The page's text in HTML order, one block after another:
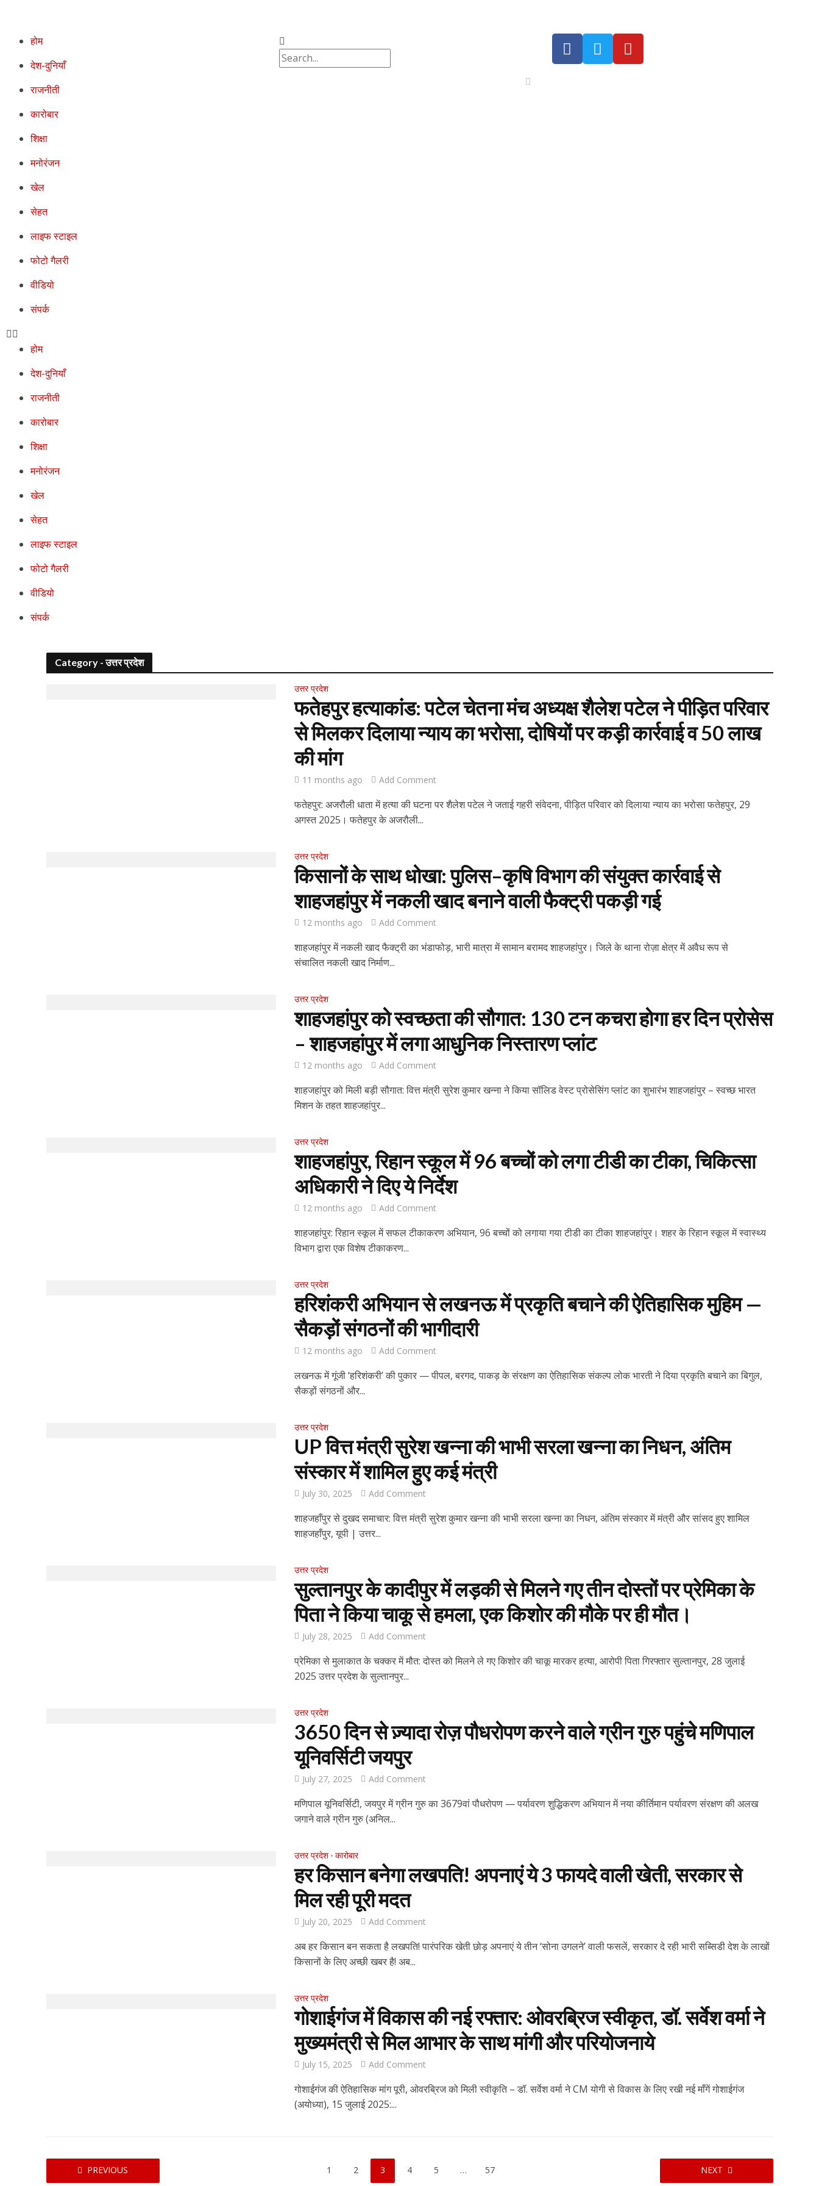
होम
देश-दुनियाँ
राजनीती
कारोबार
शिक्षा
मनोरंजन
खेल
सेहत
लाइफ स्टाइल
फोटो गैलरी
वीडियो
संपर्क
होम
देश-दुनियाँ
राजनीती
कारोबार
शिक्षा
मनोरंजन
खेल
सेहत
लाइफ स्टाइल
फोटो गैलरी
वीडियो
संपर्क
Category - उत्तर प्रदेश
उत्तर प्रदेश
फतेहपुर हत्याकांड: पटेल चेतना मंच अध्यक्ष शैलेश पटेल ने पीड़ित परिवार
से मिलकर दिलाया न्याय का भरोसा, दोषियों पर कड़ी कार्रवाई व 50 लाख
की मांग
11 months ago Add Comment
फतेहपुर: अजरौली धाता में हत्या की घटना पर शैलेश पटेल ने जताई गहरी संवेदना, पीड़ित परिवार को दिलाया न्याय का भरोसा फतेहपुर, 29
अगस्त 2025। फतेहपुर के अजरौली...
उत्तर प्रदेश
किसानों के साथ धोखा: पुलिस–कृषि विभाग की संयुक्त कार्रवाई से
शाहजहांपुर में नकली खाद बनाने वाली फैक्ट्री पकड़ी गई
12 months ago Add Comment
शाहजहांपुर में नकली खाद फैक्ट्री का भंडाफोड़, भारी मात्रा में सामान बरामद शाहजहांपुर। जिले के थाना रोज़ा क्षेत्र में अवैध रूप से
संचालित नकली खाद निर्माण...
उत्तर प्रदेश
शाहजहांपुर को स्वच्छता की सौगात: 130 टन कचरा होगा हर दिन प्रोसेस
– शाहजहांपुर में लगा आधुनिक निस्तारण प्लांट
12 months ago Add Comment
शाहजहांपुर को मिली बड़ी सौगात: वित्त मंत्री सुरेश कुमार खन्ना ने किया सॉलिड वेस्ट प्रोसेसिंग प्लांट का शुभारंभ शाहजहांपुर – स्वच्छ भारत
मिशन के तहत शाहजहांपुर...
उत्तर प्रदेश
शाहजहांपुर, रिहान स्कूल में 96 बच्चों को लगा टीडी का टीका, चिकित्सा
अधिकारी ने दिए ये निर्देश
12 months ago Add Comment
शाहजहांपुर: रिहान स्कूल में सफल टीकाकरण अभियान, 96 बच्चों को लगाया गया टीडी का टीका शाहजहांपुर। शहर के रिहान स्कूल में स्वास्थ्य
विभाग द्वारा एक विशेष टीकाकरण...
उत्तर प्रदेश
हरिशंकरी अभियान से लखनऊ में प्रकृति बचाने की ऐतिहासिक मुहिम —
सैकड़ों संगठनों की भागीदारी
12 months ago Add Comment
लखनऊ में गूंजी ‘हरिशंकरी’ की पुकार — पीपल, बरगद, पाकड़ के संरक्षण का ऐतिहासिक संकल्प लोक भारती ने दिया प्रकृति बचाने का बिगुल,
सैकड़ों संगठनों और...
उत्तर प्रदेश
UP वित्त मंत्री सुरेश खन्ना की भाभी सरला खन्ना का निधन, अंतिम
संस्कार में शामिल हुए कई मंत्री
July 30, 2025 Add Comment
शाहजहाँपुर से दुखद समाचार: वित्त मंत्री सुरेश कुमार खन्ना की भाभी सरला खन्ना का निधन, अंतिम संस्कार में मंत्री और सांसद हुए शामिल
शाहजहाँपुर, यूपी | उत्तर...
उत्तर प्रदेश
सुल्तानपुर के कादीपुर में लड़की से मिलने गए तीन दोस्तों पर प्रेमिका के
पिता ने किया चाकू से हमला, एक किशोर की मौके पर ही मौत।
July 28, 2025 Add Comment
प्रेमिका से मुलाकात के चक्कर में मौत: दोस्त को मिलने ले गए किशोर की चाकू मारकर हत्या, आरोपी पिता गिरफ्तार सुल्तानपुर, 28 जुलाई
2025 उत्तर प्रदेश के सुल्तानपुर...
उत्तर प्रदेश
3650 दिन से ज़्यादा रोज़ पौधरोपण करने वाले ग्रीन गुरु पहुंचे मणिपाल
यूनिवर्सिटी जयपुर
July 27, 2025 Add Comment
मणिपाल यूनिवर्सिटी, जयपुर में ग्रीन गुरु का 3679वां पौधरोपण — पर्यावरण शुद्धिकरण अभियान में नया कीर्तिमान पर्यावरण संरक्षण की अलख
जगाने वाले ग्रीन गुरु (अनिल...
उत्तर प्रदेश • कारोबार
हर किसान बनेगा लखपति! अपनाएं ये 3 फायदे वाली खेती, सरकार से
मिल रही पूरी मदत
July 20, 2025 Add Comment
अब हर किसान बन सकता है लखपति! पारंपरिक खेती छोड़ अपनाएं ये तीन ‘सोना उगलने’ वाली फसलें, सरकार दे रही भारी सब्सिडी देश के लाखों
किसानों के लिए अच्छी खबर है! अब...
उत्तर प्रदेश
गोशाईगंज में विकास की नई रफ्तार: ओवरब्रिज स्वीकृत, डॉ. सर्वेश वर्मा ने
मुख्यमंत्री से मिल आभार के साथ मांगी और परियोजनाये
July 15, 2025 Add Comment
गोशाईगंज की ऐतिहासिक मांग पूरी, ओवरब्रिज को मिली स्वीकृति – डॉ. सर्वेश वर्मा ने CM योगी से विकास के लिए रखी नई माँगें गोशाईगंज
(अयोध्या), 15 जुलाई 2025:...
PREVIOUS 1 2 3 4 5 … 57 NEXT